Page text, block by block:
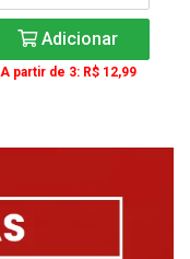
Adicionar
A partir de 3: R$ 12,99